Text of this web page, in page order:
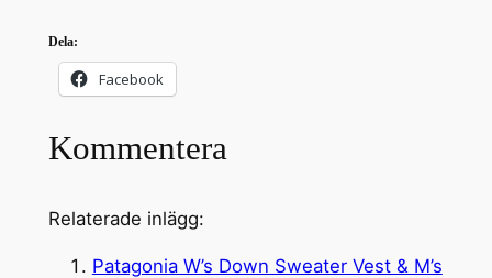
Dela:
Facebook
Kommentera
Relaterade inlägg:
Patagonia W’s Down Sweater Vest & M’s